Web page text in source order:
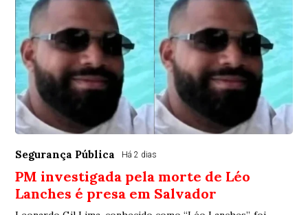
Segurança Pública Há 2 dias
PM investigada pela morte de Léo
Lanches é presa em Salvador